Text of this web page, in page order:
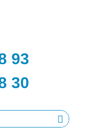
93
30